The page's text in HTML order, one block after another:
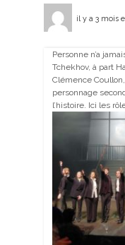
il y a 3 mois
Personne n’a
Tchekhov, à part
Clémence
personnage
l’histoire. Ici les